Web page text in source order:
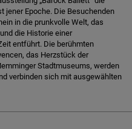
jener Epoche. Die Besuchenden
in die prunkvolle Welt, das
die Historie einer
entführt. Die berühmten
das Herzstück der
Stadtmuseums, werden
verbinden sich mit ausgewählten